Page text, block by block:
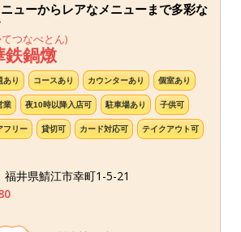
ューからレアなメニューまで多彩な
つなべとん)
鍋燉
あり コースあり カウンターあり 個室あり
業 夜10時以降入店可 駐車場あり 子供可
フリー 貸切可 カード対応可 テイクアウト可
井県鯖江市幸町1-5-21